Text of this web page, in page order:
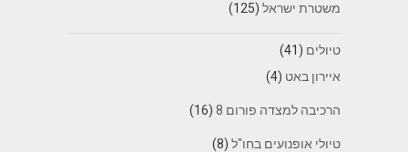
משטרת ישראל(125)
טיולים (41)
איירון באט (4)
הרכיבה למצדה פורום 8 (16)
טיולי אופנועים בחו"ל(8)